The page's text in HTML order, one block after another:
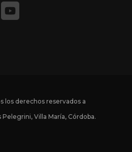
los derechos reservados a
Villa María, Córdoba.